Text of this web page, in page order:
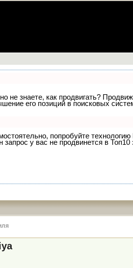
не знаете, как продвигать?
его позиций в поисковых
попробуйте технологию
у вас не продвинется в Топ10